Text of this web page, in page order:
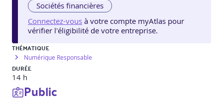
Sociétés financières
Connectez-vous à votre compte myAtlas pour
vérifier l'éligibilité de votre entreprise.
THÉMATIQUE
Numérique Responsable
DURÉE
14 h
Public